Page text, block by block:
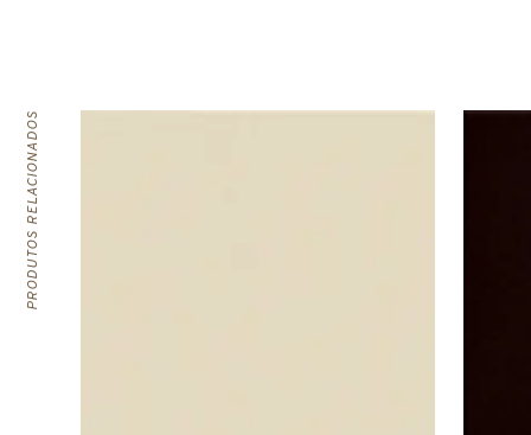
PRODUTOS RELACIONADOS